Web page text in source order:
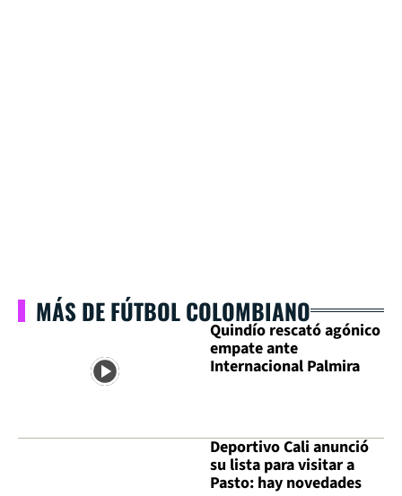
MÁS DE FÚTBOL COLOMBIANO
Quindío rescató agónico
empate ante
Internacional Palmira
Deportivo Cali anunció
su lista para visitar a
Pasto: hay novedades